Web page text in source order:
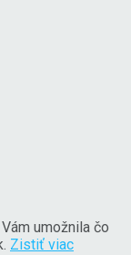
umožnila čo
Zistiť viac